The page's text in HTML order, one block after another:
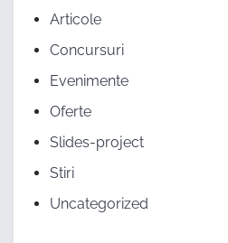
Articole
Concursuri
Evenimente
Oferte
Slides-project
Stiri
Uncategorized